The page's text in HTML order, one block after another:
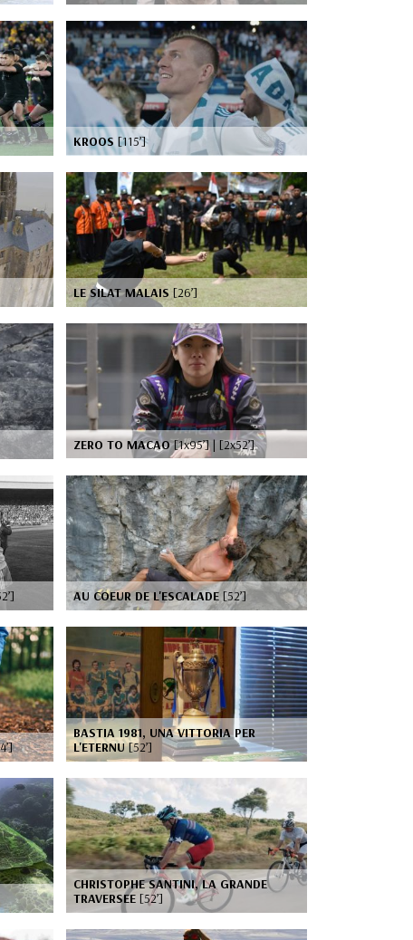
KROOS[115’]
LE SILAT MALAIS[26’]
ZERO TO MACAO[1x95’] | [2x52’]
AU COEUR DE L'ESCALADE[52’]
BASTIA 1981, UNA VITTORIA PER
L'ETERNU[52’]
CHRISTOPHE SANTINI, LA GRANDE
TRAVERSEE[52’]